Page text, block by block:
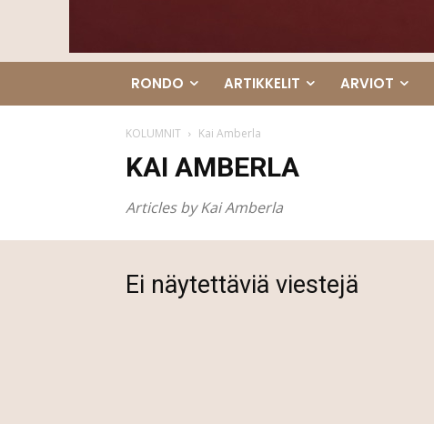
RONDO ARTIKKELIT ARVIOT
KOLUMNIT Kai Amberla
KAI AMBERLA
Articles by Kai Amberla
Ei näytettäviä viestejä